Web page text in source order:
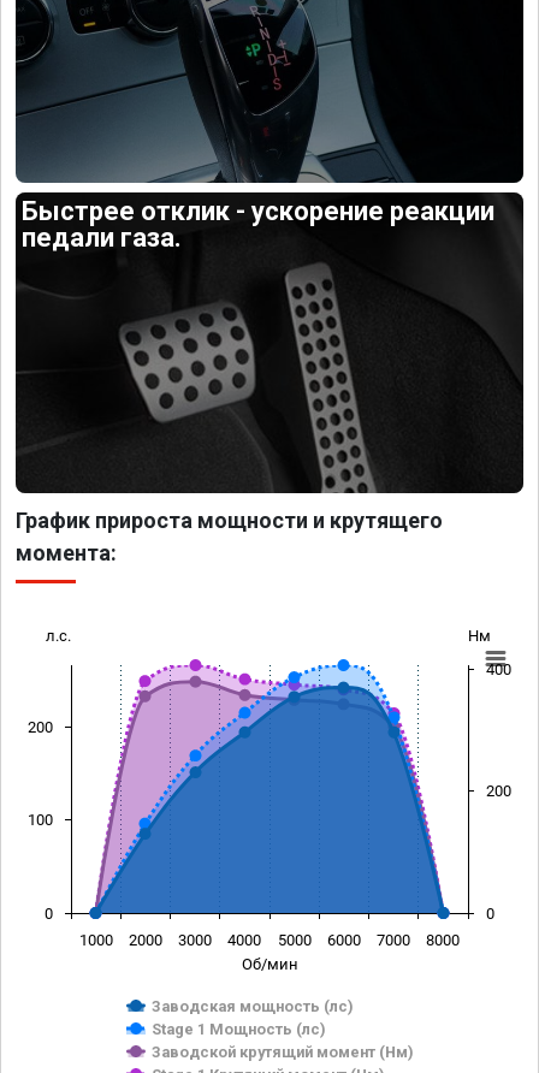
Быстрее отклик - ускорение реакции
педали газа.
График прироста мощности и крутящего
момента:
Об/мин
л.с. Нм
Заводская мощность (лс)
Stage 1 Мощность (лс)
Заводской крутящий момент (Нм)
1000 2000 3000 4000 5000 6000 7000 8000
0
100
200
0
200
400